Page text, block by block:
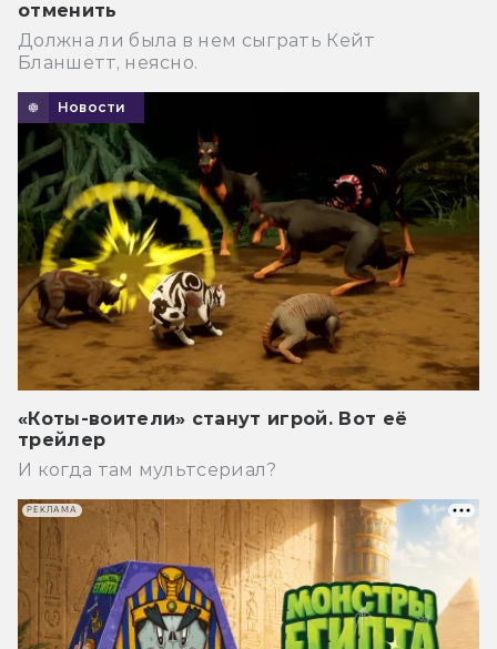
отменить
Должна ли была в нем сыграть Кейт
Бланшетт, неясно.
Новости
«Коты-воители» станут игрой. Вот её
трейлер
И когда там мультсериал?
РЕКЛАМА